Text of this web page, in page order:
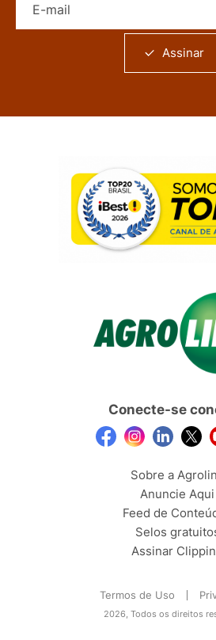
Assinar
Conecte-se
Sobre a
Anuncie Aqui
Feed de
Selos
Assinar
Termos de Uso
2026, Todos os direitos